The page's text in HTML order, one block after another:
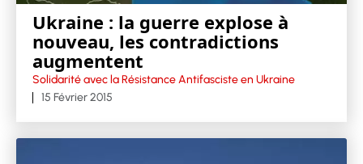
Ukraine : la guerre explose à
nouveau, les contradictions
augmentent
Solidarité avec la Résistance Antifasciste en Ukraine
15 Février 2015